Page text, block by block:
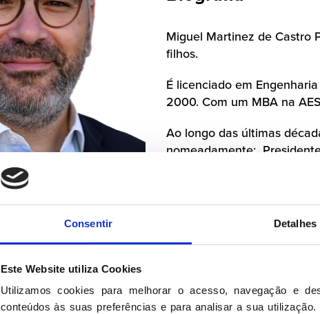
Consentir Detalhes
Este Website utiliza Cookies
Utilizamos cookies para melhorar o acesso, navegação e
conteúdos às suas preferências e para analisar a sua
Miguel Martinez de Castro
filhos.
É licenciado em
2000. Com um MBA na
Ao longo das últimas
nomeadamente:
Municipal de Cascais;
Lisboa; Vice-Presidente
Presidente e administrador
intermunicipal;
convidado Nova School of
Foi Secretário de Estado
Constitucional de
Infraestruturas e